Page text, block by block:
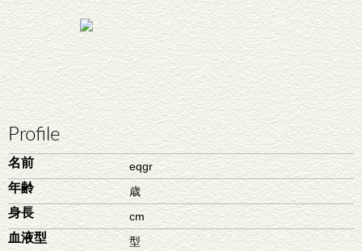
Profile
名前 eqgr
年齢 歳
身長 cm
血液型 型